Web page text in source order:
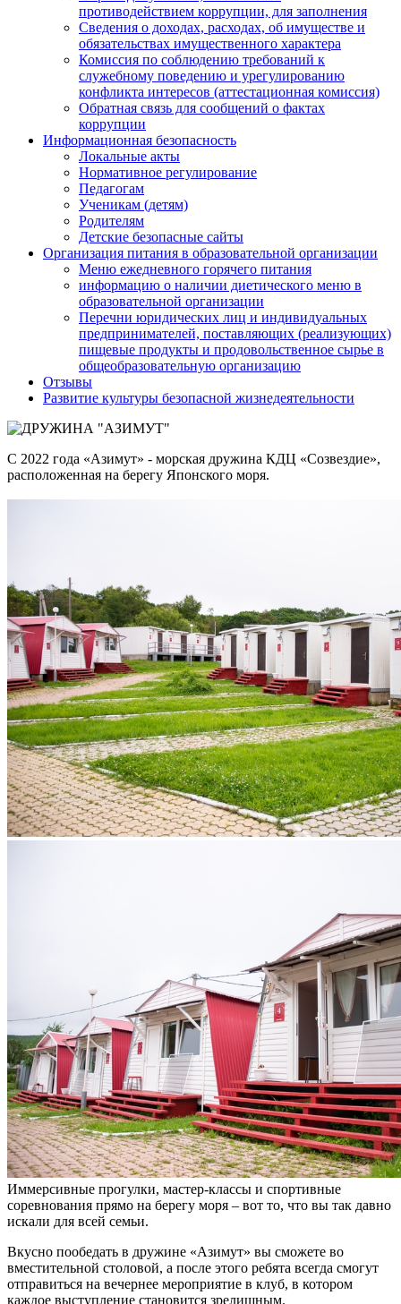
противодействием коррупции, для заполнения
Сведения о доходах, расходах, об имуществе и
обязательствах имущественного характера
Комиссия по соблюдению требований к
служебному поведению и урегулированию
конфликта интересов (аттестационная комиссия)
Обратная связь для сообщений о фактах
коррупции
Информационная безопасность
Локальные акты
Нормативное регулирование
Педагогам
Ученикам (детям)
Родителям
Детские безопасные сайты
Организация питания в образовательной организации
Меню ежедневного горячего питания
информацию о наличии диетического меню в
образовательной организации
Перечни юридических лиц и индивидуальных
предпринимателей, поставляющих (реализующих)
пищевые продукты и продовольственное сырье в
общеобразовательную организацию
Отзывы
Развитие культуры безопасной жизнедеятельности
С 2022 года «Азимут» - морская дружина КДЦ «Созвездие»,
расположенная на берегу Японского моря.
Иммерсивные прогулки, мастер-классы и спортивные
соревнования прямо на берегу моря – вот то, что вы так давно
искали для всей семьи.
Вкусно пообедать в дружине «Азимут» вы сможете во
вместительной столовой, а после этого ребята всегда смогут
отправиться на вечернее мероприятие в клуб, в котором
каждое выступление становится зрелищным.